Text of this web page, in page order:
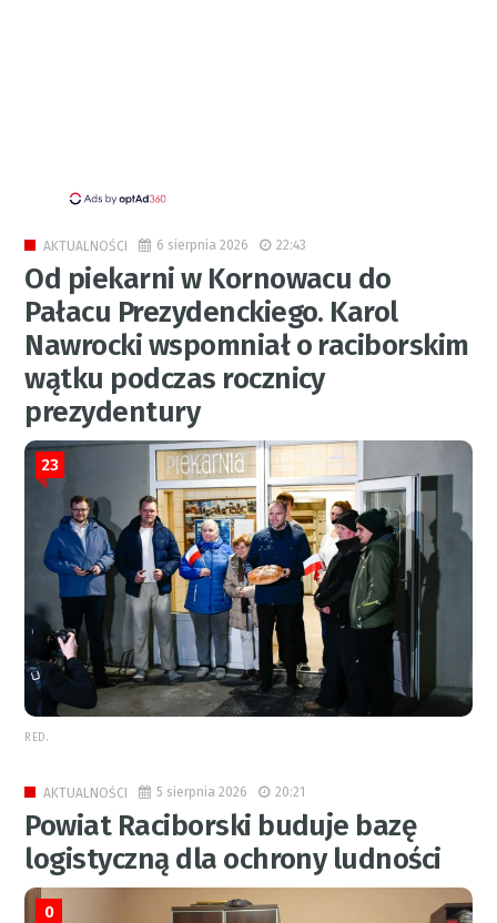
AKTUALNOŚCI 6 sierpnia 2026 22:43
Od piekarni w Kornowacu do
Pałacu Prezydenckiego. Karol
Nawrocki wspomniał o raciborskim
wątku podczas rocznicy
prezydentury
23
RED.
AKTUALNOŚCI 5 sierpnia 2026 20:21
Powiat Raciborski buduje bazę
logistyczną dla ochrony ludności
0